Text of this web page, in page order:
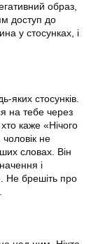
образ,
доступ до
у стосунках, і
яких стосунків.
на тебе через
каже «Нічого
не
словах. Він
і
Не брешіть про